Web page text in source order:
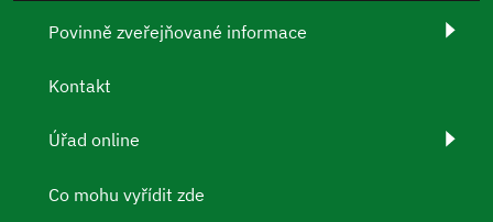
Povinně zveřejňované informace
Kontakt
Úřad online
Co mohu vyřídit zde